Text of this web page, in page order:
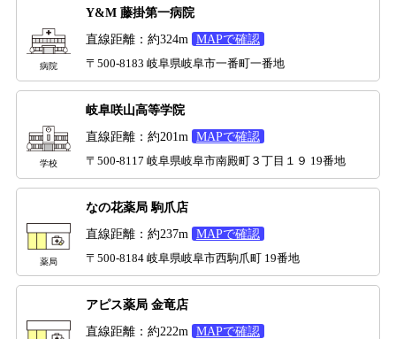
病院
Y&M 藤掛第一病院
直線距離：約324m
MAPで確認
〒500-8183 岐阜県岐阜市一番町一番地
学校
岐阜咲山高等学院
直線距離：約201m
MAPで確認
〒500-8117 岐阜県岐阜市南殿町３丁目１９ 19番地
薬局
なの花薬局 駒爪店
直線距離：約237m
MAPで確認
〒500-8184 岐阜県岐阜市西駒爪町 19番地
アピス薬局 金竜店
直線距離：約222m
MAPで確認